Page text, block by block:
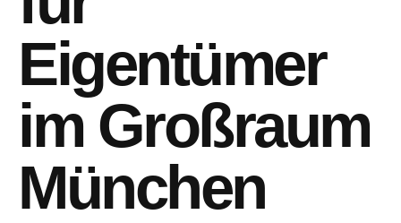
Eigentümer
im Großraum
München